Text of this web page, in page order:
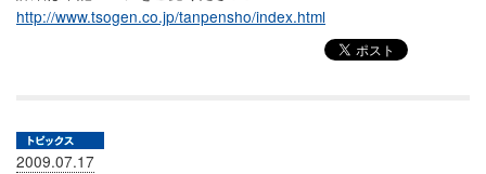
http://www.tsogen.co.jp/tanpensho/index.html
2009.07.17